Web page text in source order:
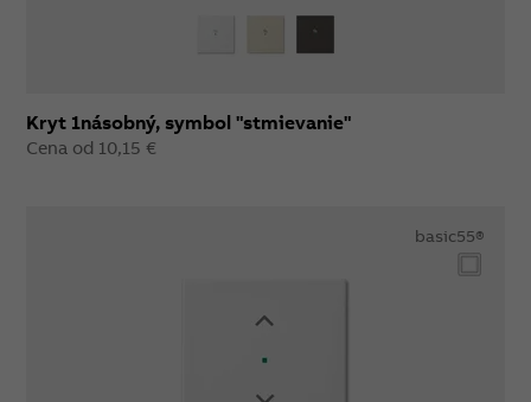
Kryt 1násobný, symbol "stmievanie"
Cena od 10,15 €
basic55®